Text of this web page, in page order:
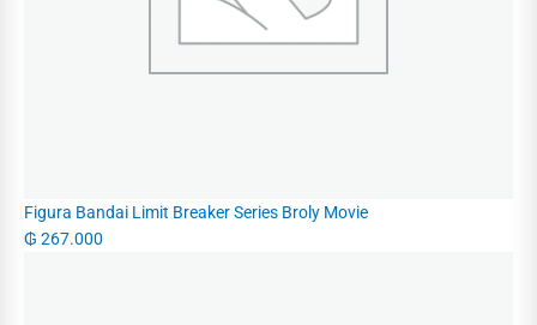
Figura Bandai Limit Breaker Series Broly Movie
₲ 267.000